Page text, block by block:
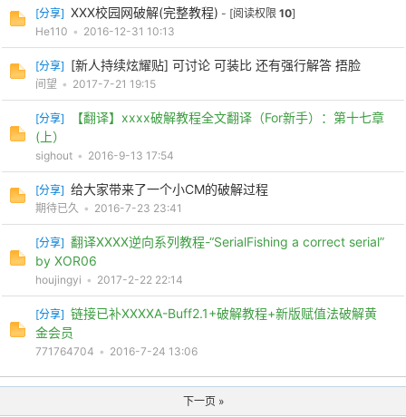
[分享] XXX校园网破解(完整教程) - [阅读权限 10]
He110 • 2016-12-31 10:13
[分享] [新人持续炫耀贴] 可讨论 可装比 还有强行解答 捂脸
间望 • 2017-7-21 19:15
[分享]
【翻译】xxxx破解教程全文翻译（For新手）：第十七章
(上）
sighout • 2016-9-13 17:54
[分享] 给大家带来了一个小CM的破解过程
期待已久 • 2016-7-23 23:41
[分享] 翻译XXXX逆向系列教程-“SerialFishing a correct serial”
by XOR06
houjingyi • 2017-2-22 22:14
[分享] 链接已补XXXXA-Buff2.1+破解教程+新版赋值法破解黄
金会员
771764704 • 2016-7-24 13:06
下一页 »